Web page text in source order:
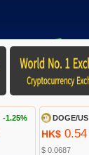
-1.25% DOGE/US
HK$ 0.54
$ 0.0687